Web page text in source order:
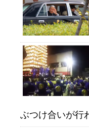
ぶつけ合いが行